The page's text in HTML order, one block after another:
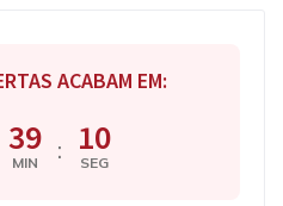
ACABAM EM:
39
MIN : 09
SEG